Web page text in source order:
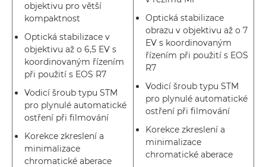
objektivu pro větší
kompaktnost
Optická stabilizace v
objektivu až o 6,5 EV s
koordinovaným řízením
při použití s EOS R7
Vodicí šroub typu STM
pro plynulé automatické
ostření při filmování
Korekce zkreslení a
minimalizace
chromatické aberace
Optická stabilizace
obrazu v objektivu až o 7
EV s koordinovaným
řízením při použití s EOS
R7
Vodicí šroub typu STM
pro plynulé automatické
ostření při filmování
Korekce zkreslení a
minimalizace
chromatické aberace